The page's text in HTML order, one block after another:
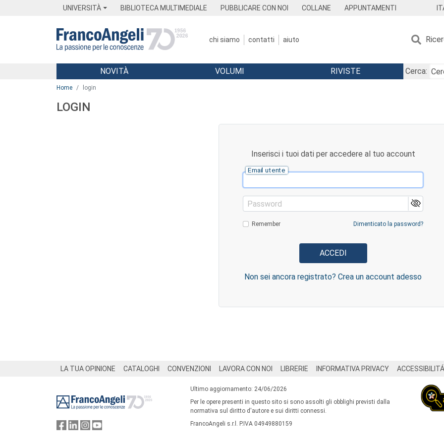
UNIVERSITÀ BIBLIOTECA MULTIMEDIALE PUBBLICARE CON NOI COLLANE APPUNTAMENTI
chi siamo contatti aiuto
Menu
NOVITÀ VOLUMI RIVISTE
Cerca:
Home login
LOGIN
Inserisci i tuoi dati per accedere al tuo account
Email utente
Password
Remember Dimenticato la password?
Non sei ancora registrato? Crea un account adesso
LA TUA OPINIONE CATALOGHI CONVENZIONI LAVORA CON NOI LIBRERIE INFORMATIVA PRIVACY ACCESSIBILITÁ
Ultimo aggiornamento: 24/06/2026
Per le opere presenti in questo sito si sono assolti gli obblighi previsti dalla
normativa sul diritto d'autore e sui diritti connessi.
FrancoAngeli s.r.l. P.IVA 04949880159